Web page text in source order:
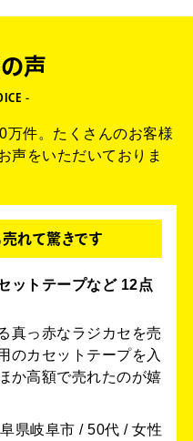
声
-
件。 たくさんのお客様
声をいただいておりま
れて驚きです
ットテープなど 12点
真っ赤なラジカセを売
のカセットテープを入
か高額で売れたのが嬉
県岐阜市 / 50代 / 女性